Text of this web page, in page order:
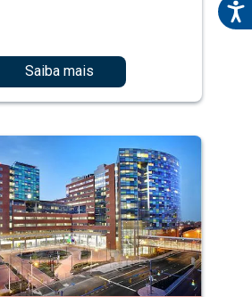
Saiba mais